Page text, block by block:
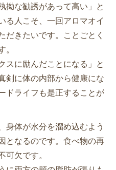
拗な勧誘があって高い」と
る人こそ、一回アロマオイ
だきたいです。ことごとく
スに励んだことになる」と
剣に体の内部から健康にな
ドライフも是正することが
身体が水分を溜め込むよう
となるのです。食べ物の再
欠です。